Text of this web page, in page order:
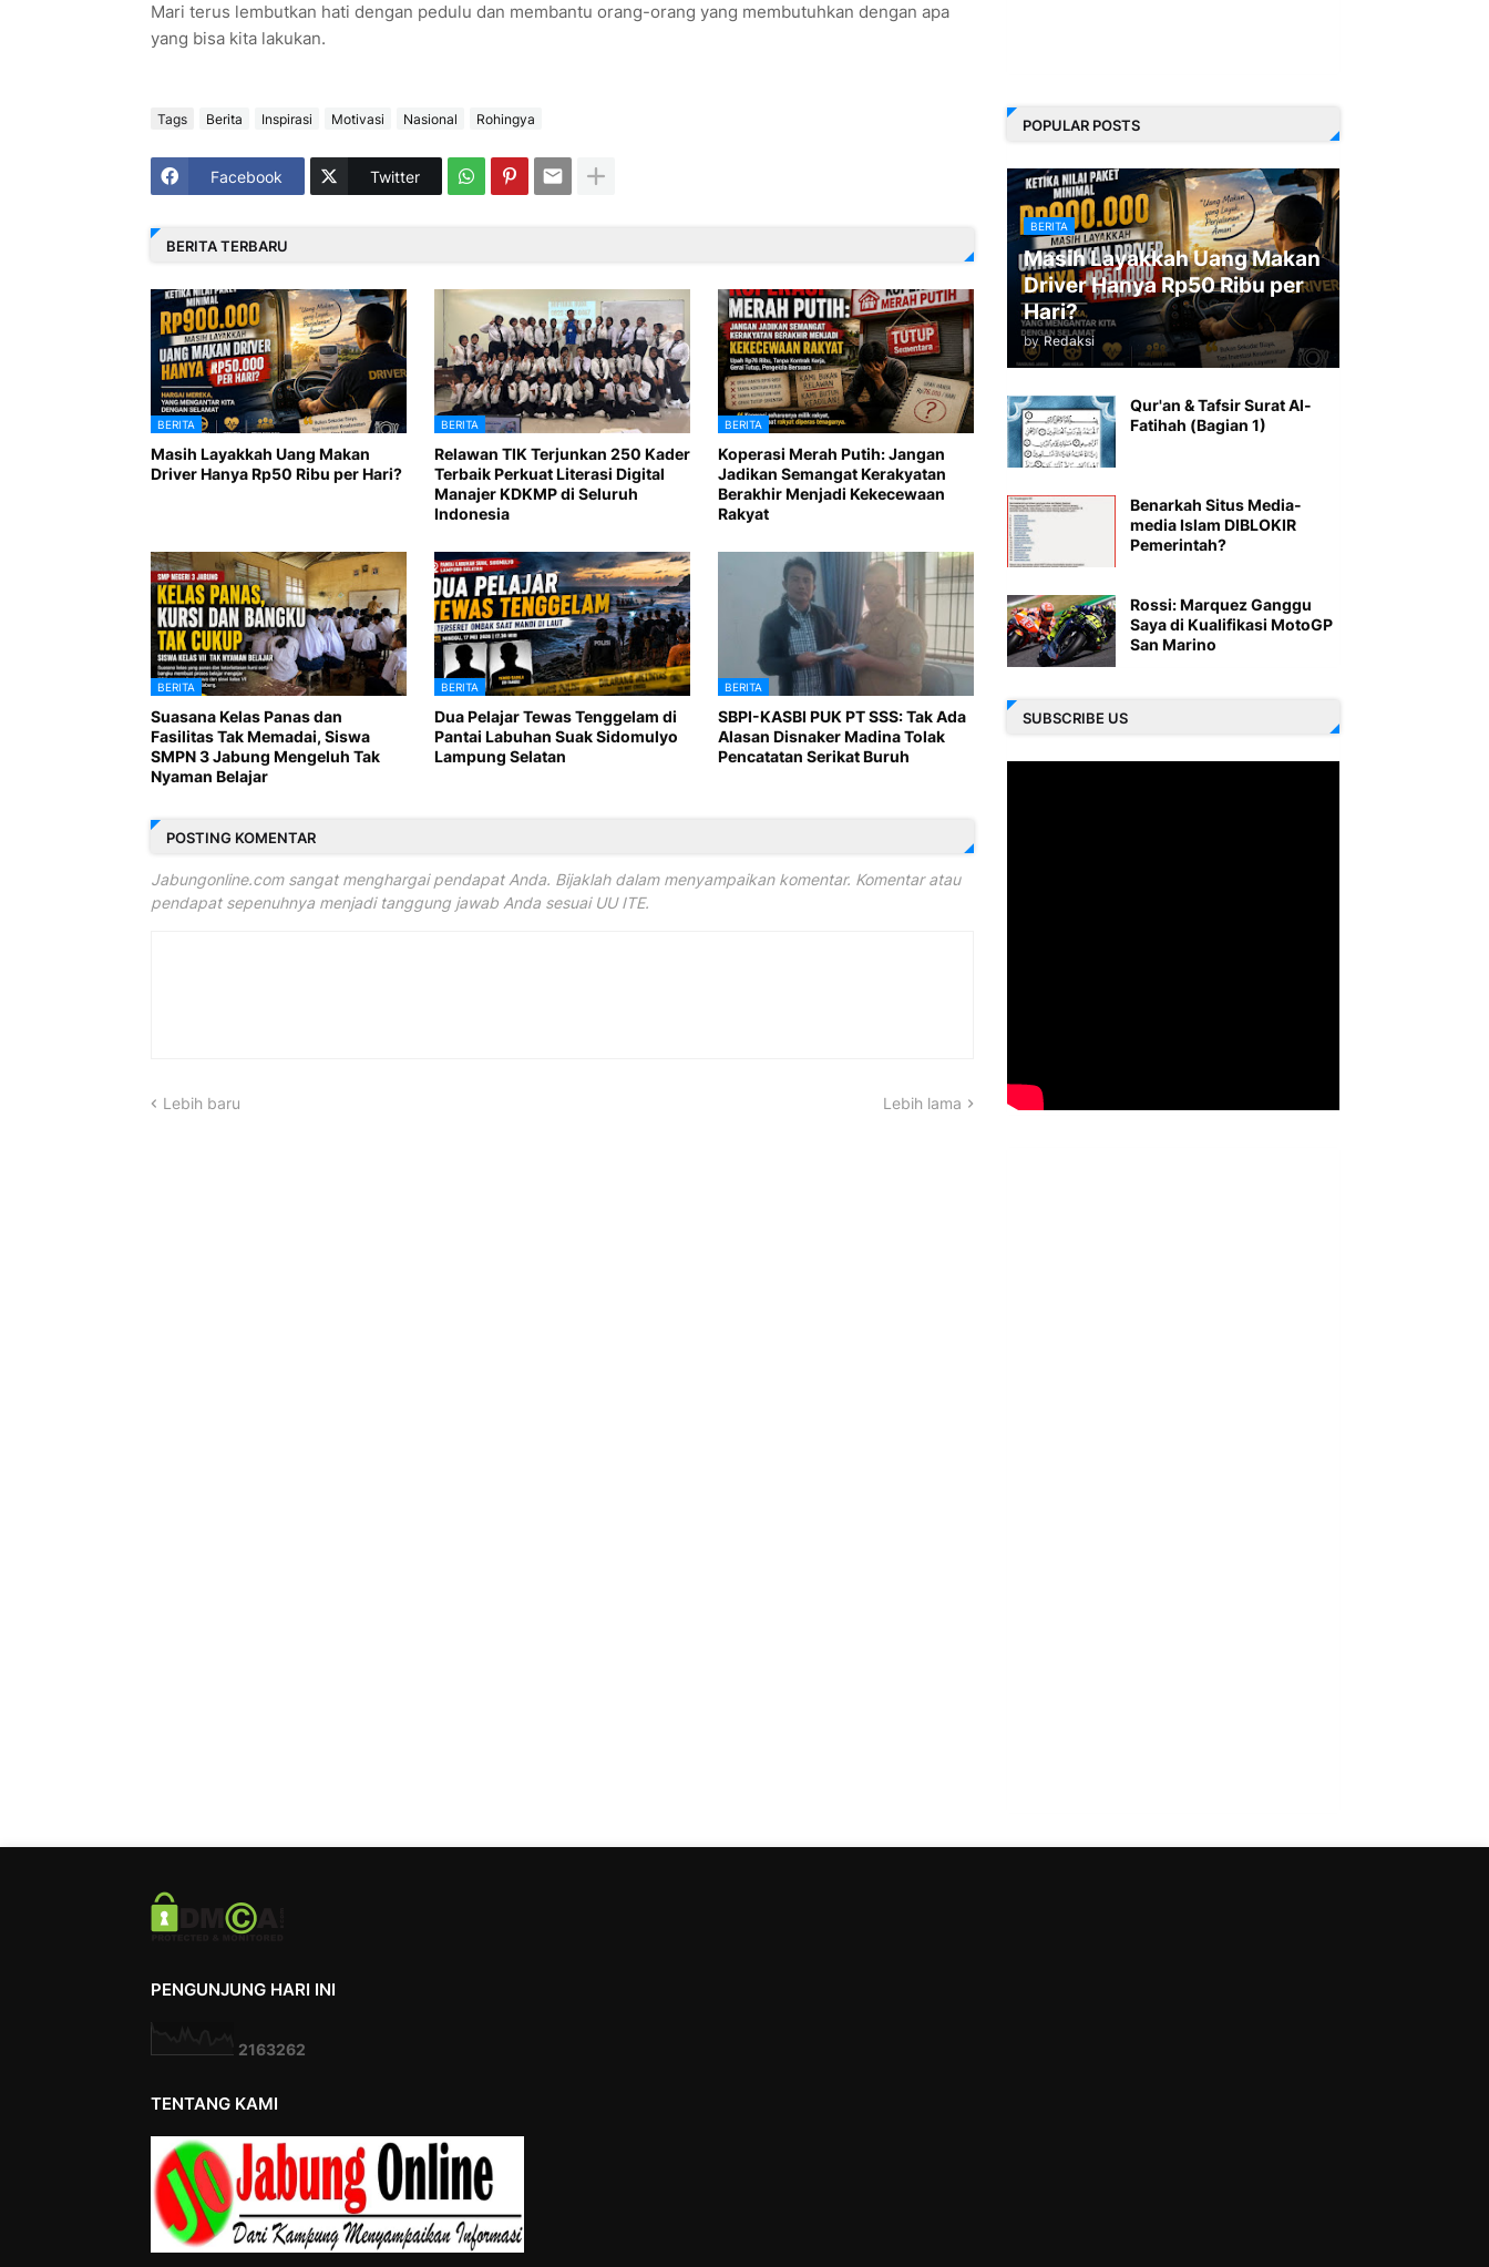
Mari terus lembutkan hati dengan pedulu dan membantu orang-orang yang membutuhkan dengan apa
yang bisa kita lakukan.
Tags Berita Inspirasi Motivasi Nasional Rohingya
Facebook Twitter
BERITA TERBARU
BERITA
Masih Layakkah Uang Makan
Driver Hanya Rp50 Ribu per Hari?
BERITA
Relawan TIK Terjunkan 250 Kader
Terbaik Perkuat Literasi Digital
Manajer KDKMP di Seluruh
Indonesia
BERITA
Koperasi Merah Putih: Jangan
Jadikan Semangat Kerakyatan
Berakhir Menjadi Kekecewaan
Rakyat
BERITA
Suasana Kelas Panas dan
Fasilitas Tak Memadai, Siswa
SMPN 3 Jabung Mengeluh Tak
Nyaman Belajar
BERITA
Dua Pelajar Tewas Tenggelam di
Pantai Labuhan Suak Sidomulyo
Lampung Selatan
BERITA
SBPI-KASBI PUK PT SSS: Tak Ada
Alasan Disnaker Madina Tolak
Pencatatan Serikat Buruh
POSTING KOMENTAR
Jabungonline.com sangat menghargai pendapat Anda. Bijaklah dalam menyampaikan komentar. Komentar atau
pendapat sepenuhnya menjadi tanggung jawab Anda sesuai UU ITE.
Lebih baru Lebih lama
POPULAR POSTS
BERITA
Masih Layakkah Uang Makan
Driver Hanya Rp50 Ribu per
Hari?
by Redaksi
Qur'an & Tafsir Surat Al-
Fatihah (Bagian 1)
Benarkah Situs Media-
media Islam DIBLOKIR
Pemerintah?
Rossi: Marquez Ganggu
Saya di Kualifikasi MotoGP
San Marino
SUBSCRIBE US
PENGUNJUNG HARI INI
2163262
TENTANG KAMI